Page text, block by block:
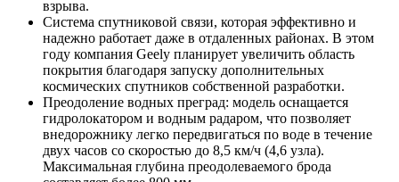
взрыва.
Система спутниковой связи, которая эффективно и
надежно работает даже в отдаленных районах. В этом
году компания Geely планирует увеличить область
покрытия благодаря запуску дополнительных
космических спутников собственной разработки.
Преодоление водных преград: модель оснащается
гидролокатором и водным радаром, что позволяет
внедорожнику легко передвигаться по воде в течение
двух часов со скоростью до 8,5 км/ч (4,6 узла).
Максимальная глубина преодолеваемого брода